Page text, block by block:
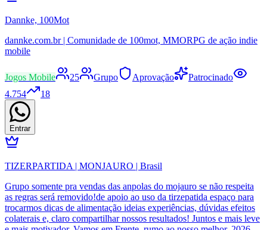
Dannke, 100Mot
dannke.com.br | Comunidade de 100mot, MMORPG de ação indie
mobile
Jogos Mobile 25 Grupo Aprovação
Patrocinado
4.754
18
Entrar
TIZERPARTIDA | MONJAURO | Brasil
Grupo somente pra vendas das anpolas do mojauro se não respeita
as regras será removido!de apoio ao uso da tirzepatida espaço para
trocarmos dicas de alimentação ideias experiências, dúvidas efeitos
colaterais e, claro compartilhar nossos resultados! Juntos e mais leve